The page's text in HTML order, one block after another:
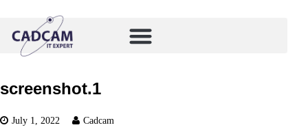
screenshot.1
July 1, 2022 Cadcam